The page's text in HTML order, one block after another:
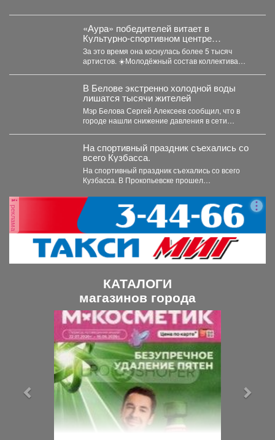
«Аура» победителей витает в
Культурно-спортивном центре
металлургов ЕВРАЗа уже больше 30
лет.
За это время она коснулась более 5 тысяч
артистов. ☀️Молодёжный состав коллектива
В Белове экстренно холодной воды
лишатся тысячи жителей
Мэр Белова Сергей Алексеев сообщил, что в
городе нашли снижение давления в сети
На спортивный праздник съехались со
всего Кузбасса.
На спортивный праздник съехались со всего
Кузбасса. В Прокопьевске прошел
реклама
КАТАЛОГИ
магазинов города